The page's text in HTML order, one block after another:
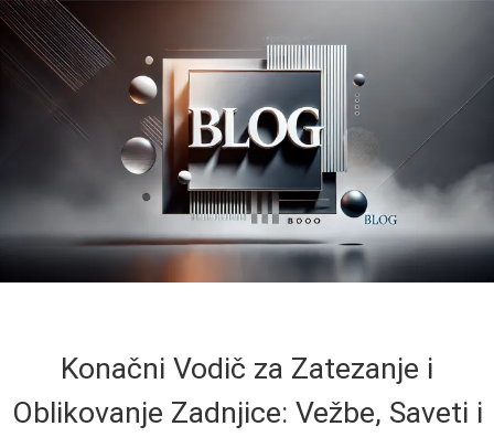
Konačni Vodič za Zatezanje i
Oblikovanje Zadnjice: Vežbe, Saveti i